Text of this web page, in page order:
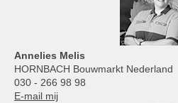
Annelies Melis
HORNBACH Bouwmarkt Nederland
030 - 266 98 98
E-mail mij